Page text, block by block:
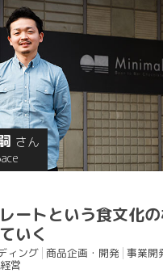
さん
ートという食文化
いく
ィング 商品企画・開発 事業開
経営